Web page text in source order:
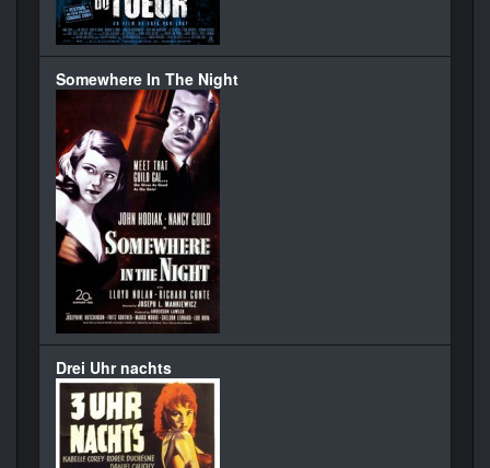
Somewhere In The Night
Drei Uhr nachts